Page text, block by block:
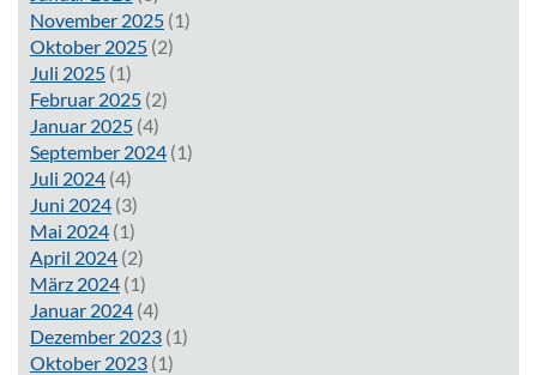
November 2025 (1)
Oktober 2025 (2)
Juli 2025 (1)
Februar 2025 (2)
Januar 2025 (4)
September 2024 (1)
Juli 2024 (4)
Juni 2024 (3)
Mai 2024 (1)
April 2024 (2)
März 2024 (1)
Januar 2024 (4)
Dezember 2023 (1)
Oktober 2023 (1)